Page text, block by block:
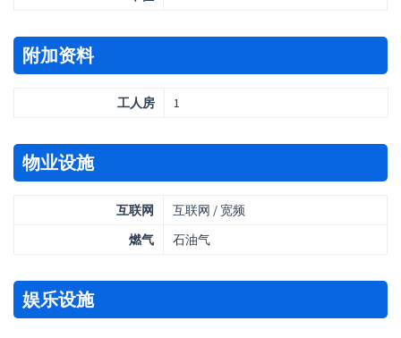
附加资料
工人房 1
物业设施
互联网
互联网 / 宽频
燃气
石油气
娱乐设施